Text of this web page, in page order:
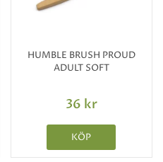
HUMBLE BRUSH PROUD
ADULT SOFT
36 kr
KÖP